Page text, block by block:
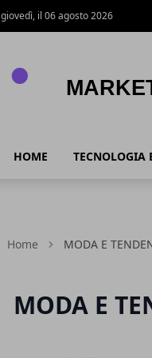
giovedì, il 06 agosto 2026
HOME TECNOLOGIA
Home MODA E
MODA E